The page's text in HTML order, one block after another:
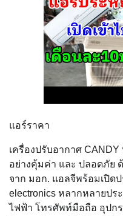
แอร์ราคา
เครื่องปรับอากาศ
อย่างคุ้มค่า และ ปลอดภัย
จาก มอก. แอลจีพร้อมเปิ
electronics หลากหลายปร
ไฟฟ้า โทรศัพท์มือถือ อุปก